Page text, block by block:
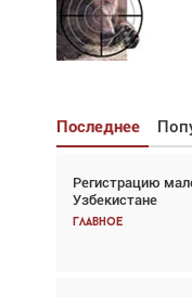
Последнее
Регистрацию
Узбекистане
Главное
Взгляд с
спасательных
Главное